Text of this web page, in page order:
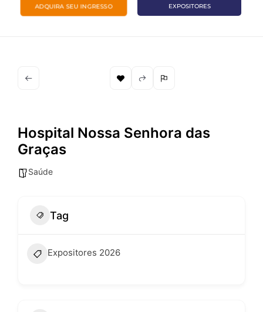
ADQUIRA SEU INGRESSO EXPOSITORES
Hospital Nossa Senhora das
Graças
Saúde
Tag
Expositores 2026